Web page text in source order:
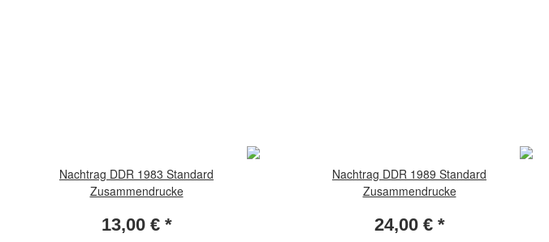
Nachtrag DDR 1983 Standard
Zusammendrucke
13,00 € *
Nachtrag DDR 1989 Standard
Zusammendrucke
24,00 € *